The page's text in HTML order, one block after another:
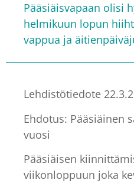
Pääsiäisvapaan olisi
helmikuun lopun
vappua ja
Lehdistötiedote
Ehdotus: Pääsiäinen
vuosi
Pääsiäisen
viikonloppuun joka